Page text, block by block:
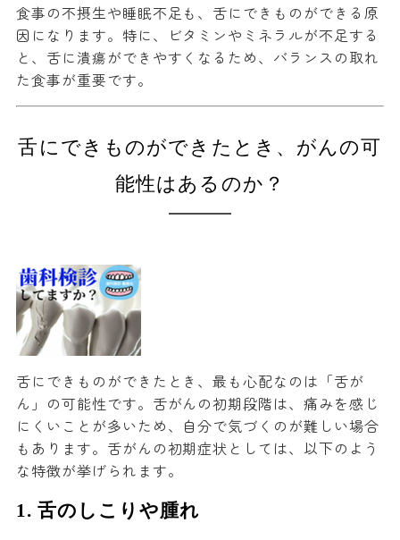
食事の不摂生や睡眠不足も、舌にできものができる原
因になります。特に、ビタミンやミネラルが不足する
と、舌に潰瘍ができやすくなるため、バランスの取れ
た食事が重要です。
舌にできものができたとき、がんの可
能性はあるのか？
舌にできものができたとき、最も心配なのは「舌が
ん」の可能性です。舌がんの初期段階は、痛みを感じ
にくいことが多いため、自分で気づくのが難しい場合
もあります。舌がんの初期症状としては、以下のよう
な特徴が挙げられます。
1. 舌のしこりや腫れ